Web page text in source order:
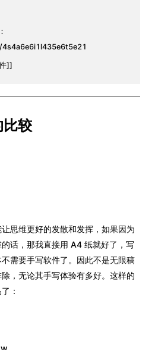
]]
比较
思维更好的发散和发挥，如果因为
话，那我直接用 A4 纸就好了，写
需要手写软件了。因此不是无限稿
，无论其手写体验有多好。这样的
：